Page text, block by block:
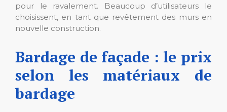
pour le ravalement. Beaucoup d’utilisateurs le
choisissent, en tant que revêtement des murs en
nouvelle construction.
Bardage de façade : le prix
selon les matériaux de
bardage